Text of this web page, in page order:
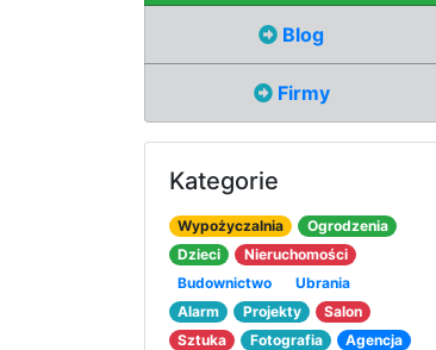
Blog
Firmy
Kategorie
Wypożyczalnia
Ogrodzenia
Dzieci
Nieruchomości
Budownictwo
Ubrania
Alarm
Projekty
Salon
Sztuka
Fotografia
Agencja